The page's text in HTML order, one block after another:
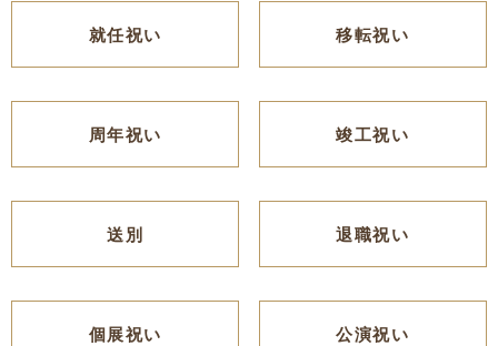
就任祝い 移転祝い
周年祝い 竣工祝い
送別 退職祝い
個展祝い 公演祝い